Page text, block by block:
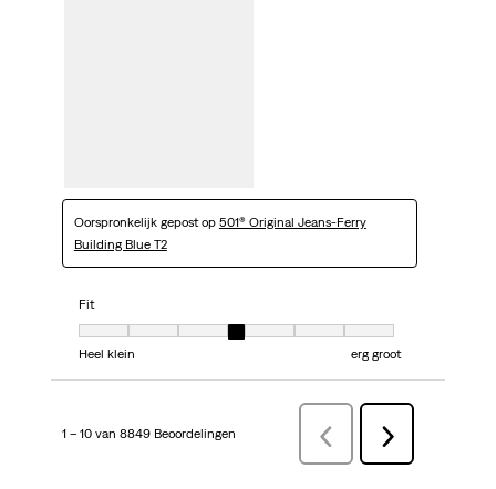
Oorspronkelijk gepost op 501® Original Jeans-Ferry
Building Blue T2
Fit
Fit, 4 van 7, waarbij 1 gelijk is aan Heel klein en 7 gelijk is aan erg groot
Heel klein
erg groot
1 – 10 van 8849 Beoordelingen VorigeBeoordelingen
Volgende
Beoordelingen